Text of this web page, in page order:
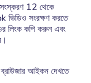
12 থেকে
ভিডিও সংরক্ষণ করতে
লিংক কপি করুন এবং
ব্রাউজার আইকন দেখতে